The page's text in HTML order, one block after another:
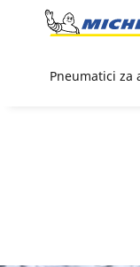
Go to page content
Pneumatici za